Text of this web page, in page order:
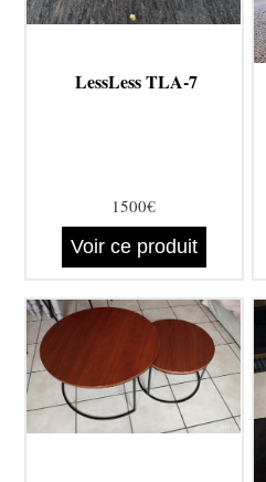
LessLess TLA-7
1500€
Voir ce produit